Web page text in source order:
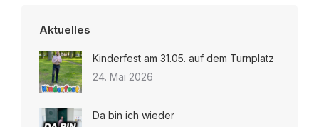
Aktuelles
Kinderfest am 31.05. auf dem Turnplatz
24. Mai 2026
Da bin ich wieder